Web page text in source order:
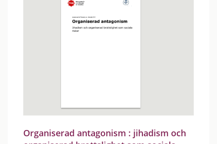
Organiserad antagonism : jihadism och